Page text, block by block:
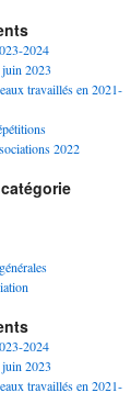
2024
2023
travaillés en 2021-
2022
2024
2023
travaillés en 2021-